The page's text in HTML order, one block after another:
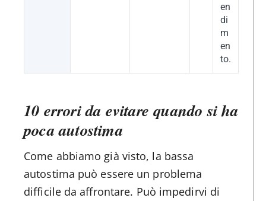
en
di
m
en
to.
10 errori da evitare quando si ha
poca autostima
Come abbiamo già visto, la bassa
autostima può essere un problema
difficile da affrontare. Può impedirvi di